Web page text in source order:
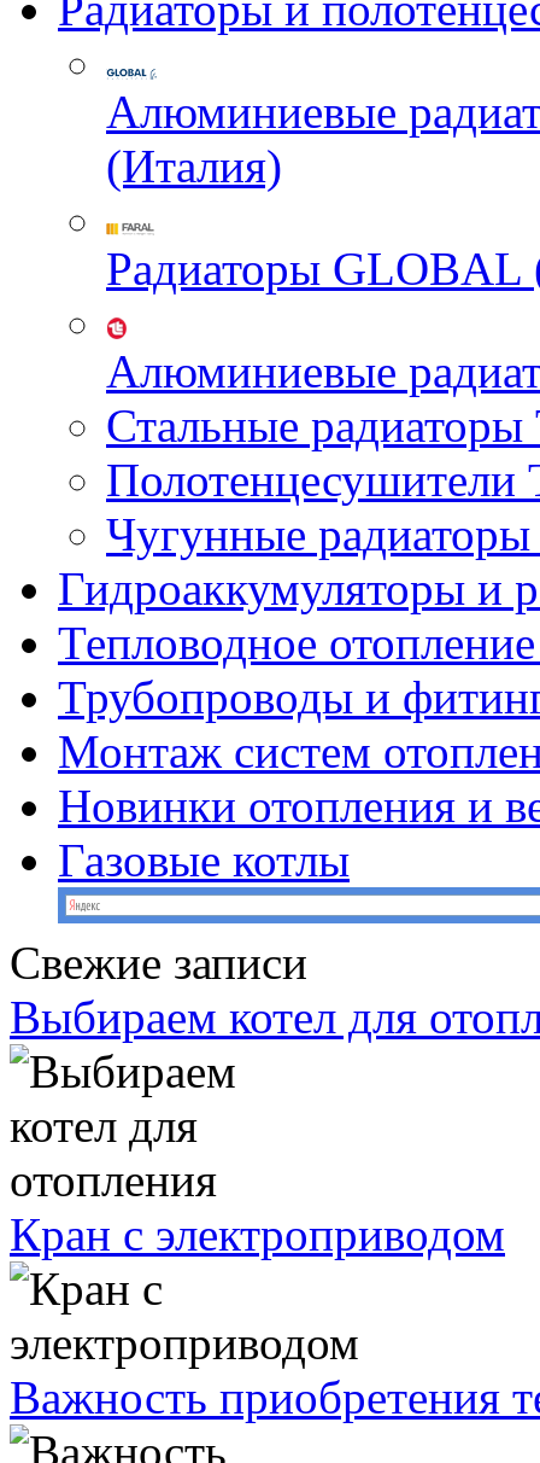
Алюминиевые
(Италия)
Радиаторы GLOBAL
Алюминиевые
Стальные
Чугунные
Гидроаккумуляторы и
Тепловодное
Трубопроводы и
Монтаж систем
Новинки отопления и
Газовые котлы
Свежие записи
Выбираем котел для
Кран с электроприводом
Важность приобретения